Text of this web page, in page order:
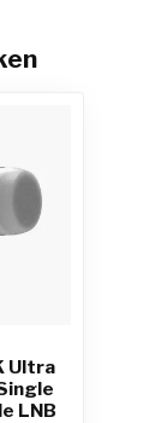
Ultra
LNB